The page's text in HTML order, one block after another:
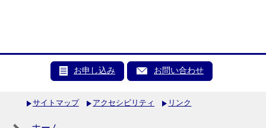
お申し込み お問い合わせ
サイトマップ アクセシビリティ リンク